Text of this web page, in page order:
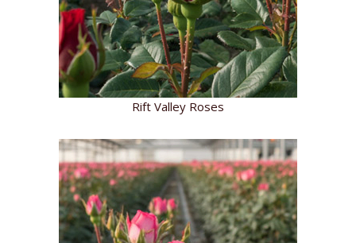
Rift Valley Roses